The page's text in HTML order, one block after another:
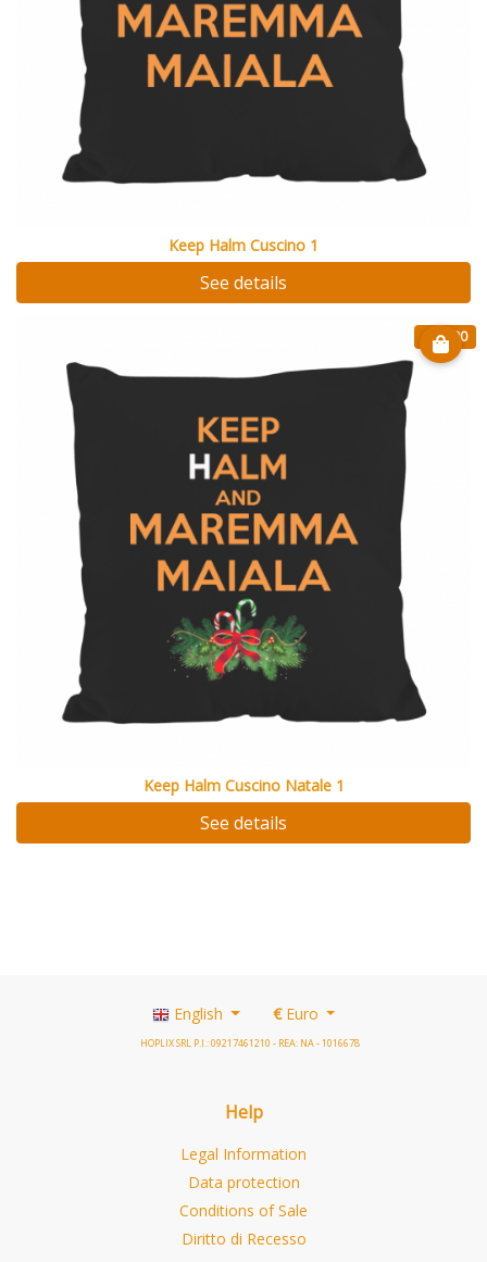
Keep Halm Cuscino 1
See details
€ 15.90
Keep Halm Cuscino Natale 1
See details
English €Euro
HOPLIX SRL P.I.: 09217461210 - REA: NA - 1016678
Help
Legal Information
Data protection
Conditions of Sale
Diritto di Recesso